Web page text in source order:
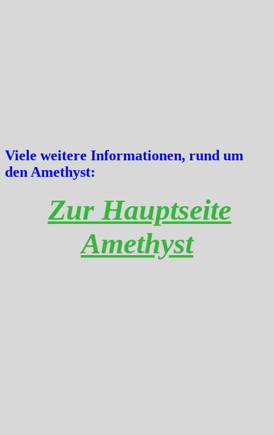
Viele weitere Informationen, rund um
den Amethyst:
Zur Hauptseite
Amethyst